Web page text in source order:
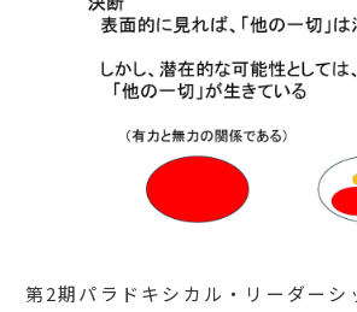
第2期パラドキシカル・リーダーシ